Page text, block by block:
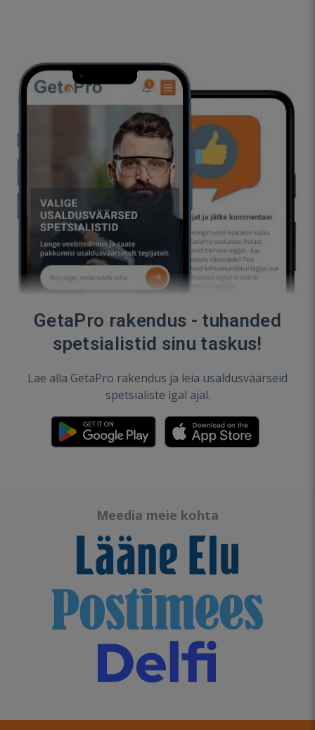
GetaPro rakendus - tuhanded
spetsialistid sinu taskus!
Lae alla GetaPro rakendus ja leia usaldusväärseid
spetsialiste igal ajal.
Meedia meie kohta